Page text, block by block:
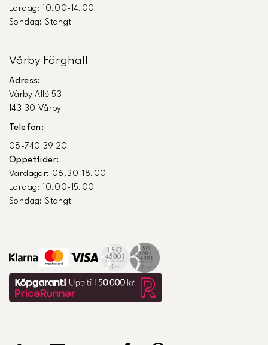
Lördag: 10.00-14.00
Söndag: Stängt
Vårby Färghall
Adress:
Vårby Allé 53
143 30 Vårby
Telefon:
08-740 39 20
Öppettider:
Vardagar: 06.30-18.00
Lördag: 10.00-15.00
Söndag: Stängt